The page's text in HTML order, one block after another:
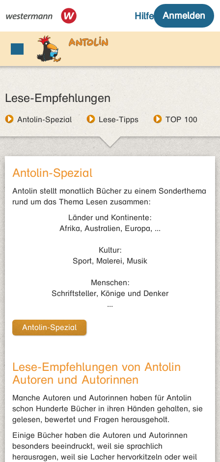
Lese-Empfehlungen
Antolin-Spezial Lese-Tipps TOP 100
Antolin-Spezial
Antolin stellt monatlich Bücher zu einem Sonderthema
rund um das Thema Lesen zusammen:
Länder und Kontinente:
Afrika, Australien, Europa, ...
Kultur:
Sport, Malerei, Musik
Menschen:
Schriftsteller, Könige und Denker
...
Antolin-Spezial
Lese-Empfehlungen von Antolin
Autoren und Autorinnen
Manche Autoren und Autorinnen haben für Antolin
schon Hunderte Bücher in ihren Händen gehalten, sie
gelesen, bewertet und Fragen herausgeholt.
Einige Bücher haben die Autoren und Autorinnen
besonders beeindruckt, weil sie sprachlich
herausragen, weil sie Lacher hervorkitzeln oder weil